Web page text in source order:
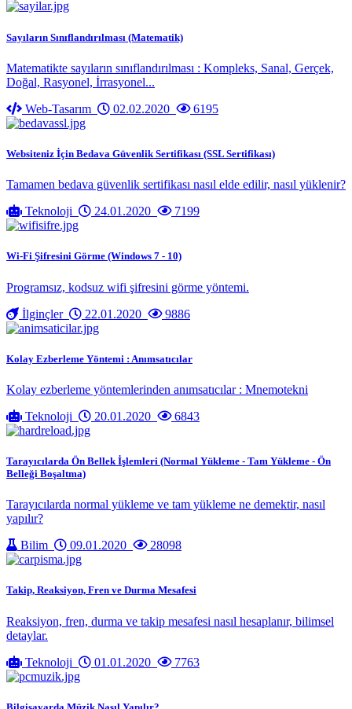
Sayıların Sınıflandırılması (Matematik)
Matematikte sayıların sınıflandırılması : Kompleks, Sanal, Gerçek,
Doğal, Rasyonel, İrrasyonel...
Web-Tasarım
02.02.2020 6195
Websiteniz İçin Bedava Güvenlik Sertifikası (SSL Sertifikası)
Tamamen bedava güvenlik sertifikası nasıl elde edilir, nasıl yüklenir?
Teknoloji
24.01.2020 7199
Wi-Fi Şifresini Görme (Windows 7 - 10)
Programsız, kodsuz wifi şifresini görme yöntemi.
İlginçler
22.01.2020 9886
Kolay Ezberleme Yöntemi : Anımsatıcılar
Kolay ezberleme yöntemlerinden anımsatıcılar : Mnemotekni
Teknoloji
20.01.2020 6843
Tarayıcılarda Ön Bellek İşlemleri (Normal Yükleme - Tam Yükleme - Ön
Belleği Boşaltma)
Tarayıcılarda normal yükleme ve tam yükleme ne demektir, nasıl
yapılır?
Bilim
09.01.2020 28098
Takip, Reaksiyon, Fren ve Durma Mesafesi
Reaksiyon, fren, durma ve takip mesafesi nasıl hesaplanır, bilimsel
detaylar.
Teknoloji
01.01.2020 7763